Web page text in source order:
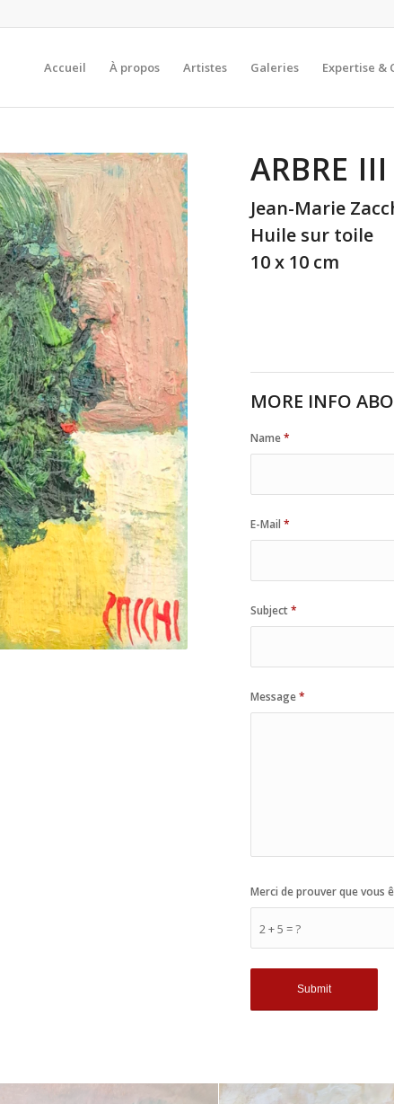
Accueil À propos Artistes Galeries Expertise &
ARBRE III
Jean-Marie
Huile sur toile
10 x 10 cm
MORE INFO
Name*
E-Mail*
Subject*
Message*
2 + 5 = ?
Merci de prouver que